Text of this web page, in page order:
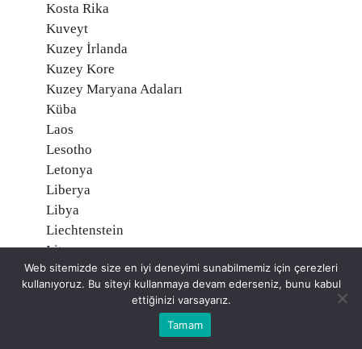
Kosta Rika
Kuveyt
Kuzey İrlanda
Kuzey Kore
Kuzey Maryana Adaları
Küba
Laos
Lesotho
Letonya
Liberya
Libya
Liechtenstein
Litvanya
Lübnan
Lüksemburg
Web sitemizde size en iyi deneyimi sunabilmemiz için çerezleri
kullanıyoruz. Bu siteyi kullanmaya devam ederseniz, bunu kabul
ettiğinizi varsayarız.
Tamam